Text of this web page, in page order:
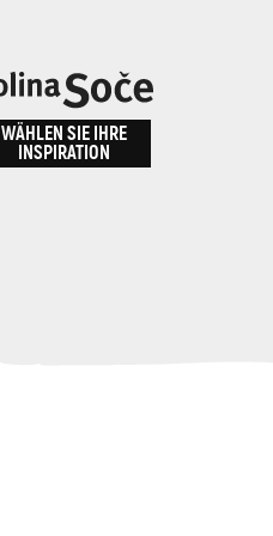
WÄHLEN SIE IHRE
INSPIRATION